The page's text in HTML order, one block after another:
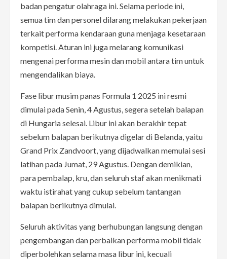
badan pengatur olahraga ini. Selama periode ini,
semua tim dan personel dilarang melakukan pekerjaan
terkait performa kendaraan guna menjaga kesetaraan
kompetisi. Aturan ini juga melarang komunikasi
mengenai performa mesin dan mobil antara tim untuk
mengendalikan biaya.
Fase libur musim panas Formula 1 2025 ini resmi
dimulai pada Senin, 4 Agustus, segera setelah balapan
di Hungaria selesai. Libur ini akan berakhir tepat
sebelum balapan berikutnya digelar di Belanda, yaitu
Grand Prix Zandvoort, yang dijadwalkan memulai sesi
latihan pada Jumat, 29 Agustus. Dengan demikian,
para pembalap, kru, dan seluruh staf akan menikmati
waktu istirahat yang cukup sebelum tantangan
balapan berikutnya dimulai.
Seluruh aktivitas yang berhubungan langsung dengan
pengembangan dan perbaikan performa mobil tidak
diperbolehkan selama masa libur ini, kecuali